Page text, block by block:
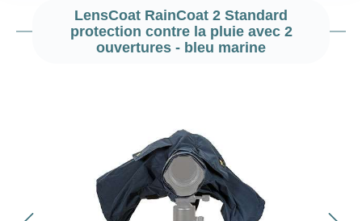
LensCoat RainCoat 2 Standard
protection contre la pluie avec 2
ouvertures - bleu marine